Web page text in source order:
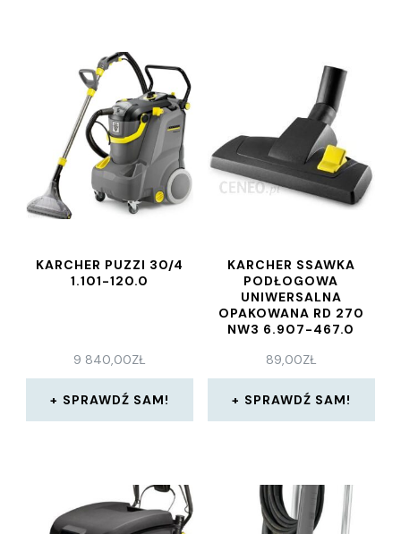
KARCHER PUZZI 30/4
1.101-120.0
9 840,00ZŁ
SPRAWDŹ SAM!
KARCHER SSAWKA
PODŁOGOWA
UNIWERSALNA
OPAKOWANA RD 270
NW3 6.907-467.0
89,00ZŁ
SPRAWDŹ SAM!